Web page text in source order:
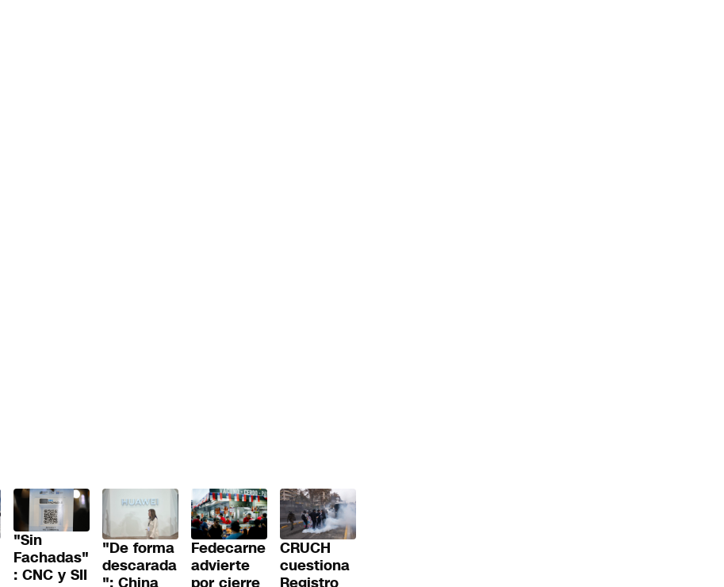
"Sin
Fachadas"
: CNC y SII
"De forma
descarada
Fedecarne
advierte
CRUCH
cuestiona